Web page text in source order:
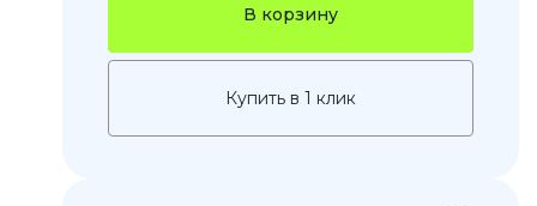
В корзину
Купить в 1 клик